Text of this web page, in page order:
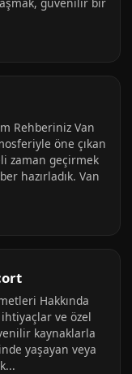
Rehberiniz Van
öne çıkan
zaman geçirmek
hazırladık. Van
Hakkında
ve özel
kaynaklarla
yaşayan veya